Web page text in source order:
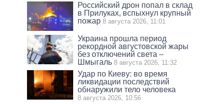
Российский дрон попал в склад
в Прилуках, вспыхнул крупный
пожар 8 августа 2026, 11:01
Украина прошла период
рекордной августовской жары
без отключений света –
Шмыгаль 8 августа 2026, 11:32
Удар по Киеву: во время
ликвидации последствий
обнаружили тело человека
8 августа 2026, 10:56